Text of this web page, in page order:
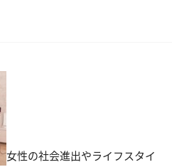
女性の社会進出やライフスタイ